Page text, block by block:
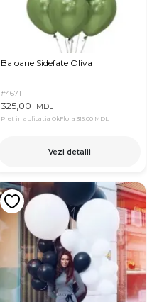
Baloane Sidefate Oliva
#4671
325,00 MDL
Pret in aplicatia OkFlora 315,00 MDL
Vezi detalii